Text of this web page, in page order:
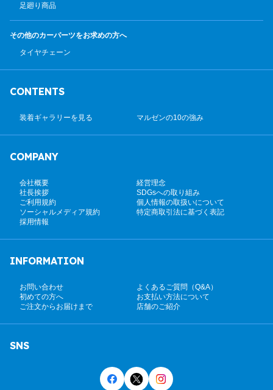
足廻り商品
その他のカーパーツをお求めの方へ
タイヤチェーン
CONTENTS
装着ギャラリーを見る マルゼンの10の強み
COMPANY
会社概要
経営理念
社長挨拶
SDGsへの取り組み
ご利用規約
個人情報の取扱いについて
ソーシャルメディア規約
特定商取引法に基づく表記
採用情報
INFORMATION
お問い合わせ
よくあるご質問（Q&A）
初めての方へ
お支払い方法について
ご注文からお届けまで
店舗のご紹介
SNS